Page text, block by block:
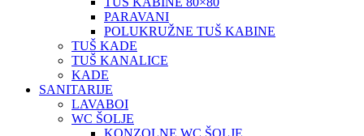
PARAVANI
POLUKRUŽNE TUŠ KABINE
TUŠ KADE
TUŠ KANALICE
KADE
SANITARIJE
LAVABOI
WC ŠOLJE
KONZOLNE WC ŠOLJE